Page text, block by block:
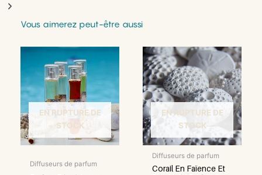
Vous aimerez peut-être aussi
EN RUPTURE DE
STOCK
Diffuseurs de parfum
Ce
produit
a
plusieurs
variations.
Les
options
peuvent
choisies
EN RUPTURE DE
STOCK
Diffuseurs de parfum
Corail En Faïence Et
Ce
produit
a
plusieurs
variations.
Les
options
peuvent
être
choisies